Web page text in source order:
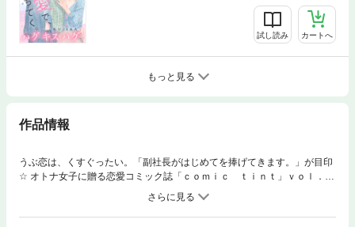
試し読み カートへ
もっと見る
作品情報
うぶ恋は、くすぐったい。「副社長がはじめてを捧げてきます。」が目印
☆ オトナ女子に贈る恋愛コミック誌「ｃｏｍｉｃ ｔｉｎｔ」ｖｏｌ．８
７、配信スタート！ ＜うぶ恋は、くすぐったい★LOVEラインナップ14作
品♪＞ ☆【表紙＆巻頭で登場！】＊経験０副社長と、ピュアでえっちな熱
っぽラブ☆ 「副社長がはじめて